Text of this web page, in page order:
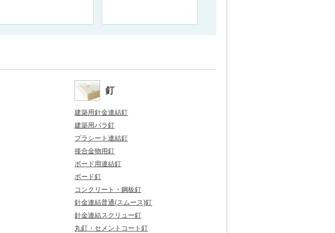
釘
建築用針金連結釘
建築用バラ釘
プラシート連結釘
接合金物用釘
ボード用連結釘
ボード釘
コンクリート・鋼板釘
針金連結普通(スムース)釘
針金連結スクリュー釘
丸釘・セメントコート釘